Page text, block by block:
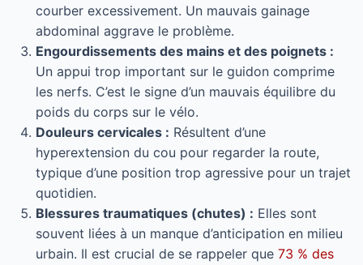
courber excessivement. Un mauvais gainage
abdominal aggrave le problème.
Engourdissements des mains et des poignets :
Un appui trop important sur le guidon comprime
les nerfs. C’est le signe d’un mauvais équilibre du
poids du corps sur le vélo.
Douleurs cervicales : Résultent d’une
hyperextension du cou pour regarder la route,
typique d’une position trop agressive pour un trajet
quotidien.
Blessures traumatiques (chutes) : Elles sont
souvent liées à un manque d’anticipation en milieu
urbain. Il est crucial de se rappeler que 73 % des